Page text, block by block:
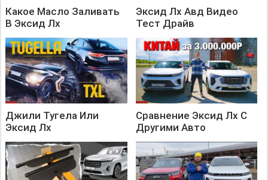
Какое Масло Заливать
В Эксид Лх
Эксид Лх Авд Видео
Тест Драйв
Джили Тугела Или
Эксид Лх
Сравнение Эксид Лх С
Другими Авто